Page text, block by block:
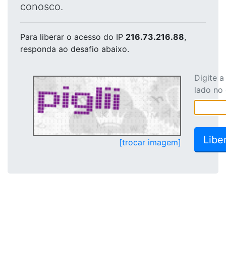
conosco.
Para liberar o acesso do IP 216.73.216.88,
responda ao desafio abaixo.
[trocar imagem]
Digite
lado no